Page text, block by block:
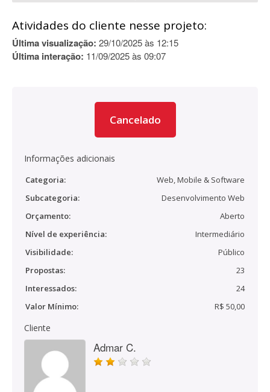
Atividades do cliente nesse projeto:
Última visualização: 29/10/2025 às 12:15
Última interação: 11/09/2025 às 09:07
Cancelado
Informações adicionais
Categoria:
Web, Mobile & Software
Subcategoria:
Desenvolvimento Web
Orçamento:
Aberto
Nível de experiência:
Intermediário
Visibilidade:
Público
Propostas:
23
Interessados:
24
Valor Mínimo:
R$ 50,00
Cliente
Admar C.